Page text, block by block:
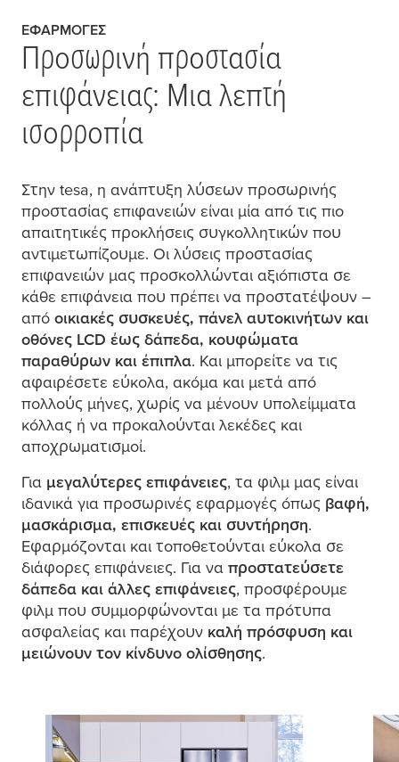
ΕΦΑΡΜΟΓΈΣ
Προσωρινή προστασία
επιφάνειας: Μια λεπτή
ισορροπία
Στην tesa, η ανάπτυξη λύσεων προσωρινής
προστασίας επιφανειών είναι μία από τις πιο
απαιτητικές προκλήσεις συγκολλητικών που
αντιμετωπίζουμε. Οι λύσεις προστασίας
επιφανειών μας προσκολλώνται αξιόπιστα σε
κάθε επιφάνεια που πρέπει να προστατέψουν –
από οικιακές συσκευές, πάνελ αυτοκινήτων και
οθόνες LCD έως δάπεδα, κουφώματα
παραθύρων και έπιπλα. Και μπορείτε να τις
αφαιρέσετε εύκολα, ακόμα και μετά από
πολλούς μήνες, χωρίς να μένουν υπολείμματα
κόλλας ή να προκαλούνται λεκέδες και
αποχρωματισμοί.
Για μεγαλύτερες επιφάνειες, τα φιλμ μας είναι
ιδανικά για προσωρινές εφαρμογές όπως βαφή,
μασκάρισμα, επισκευές και συντήρηση.
Εφαρμόζονται και τοποθετούνται εύκολα σε
διάφορες επιφάνειες. Για να προστατεύσετε
δάπεδα και άλλες επιφάνειες, προσφέρουμε
φιλμ που συμμορφώνονται με τα πρότυπα
ασφαλείας και παρέχουν καλή πρόσφυση και
μειώνουν τον κίνδυνο ολίσθησης.